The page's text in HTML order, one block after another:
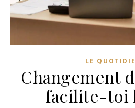
LE
Changement
facilite-toi